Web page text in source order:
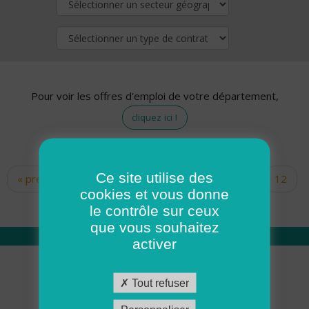
Pour voir les offres d'emploi de votre département,
cliquez ici !
Pages
« premier ‹ précédent … 10
12
14 15 16 17
Qui sommes nous
Académie ADMR
Ce site utilise des
cookies et vous donne
le contrôle sur ceux
que vous souhaitez
activer
Tout refuser